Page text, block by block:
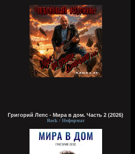
Григорий Лепс - Мира в дом. Часть 2 (2026)
Rock / Неформат